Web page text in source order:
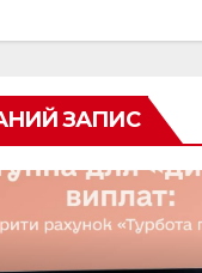
ЗАПИС